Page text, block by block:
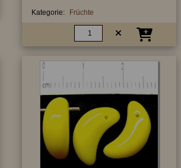
Kategorie: Früchte